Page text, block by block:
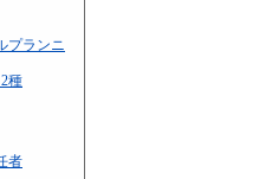
プランニ
種
者